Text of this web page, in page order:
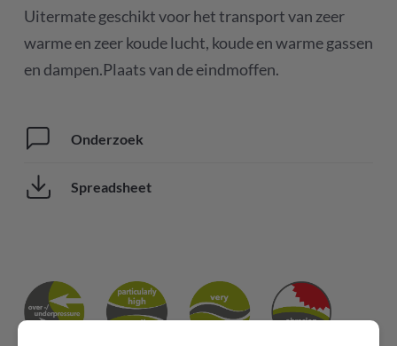
Uitermate geschikt voor het transport van zeer
warme en zeer koude lucht, koude en warme gassen
en dampen.Plaats van de eindmoffen.
Onderzoek
Spreadsheet